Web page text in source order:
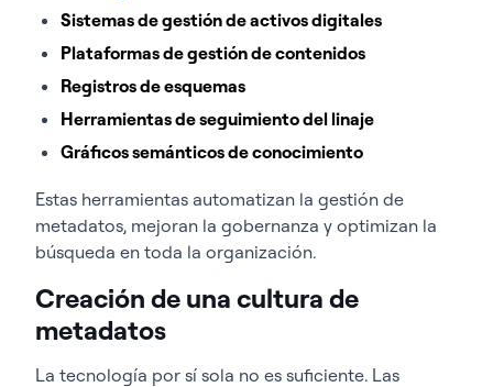
Sistemas de gestión de activos digitales
Plataformas de gestión de contenidos
Registros de esquemas
Herramientas de seguimiento del linaje
Gráficos semánticos de conocimiento
Estas herramientas automatizan la gestión de
metadatos, mejoran la gobernanza y optimizan la
búsqueda en toda la organización.
Creación de una cultura de
metadatos
La tecnología por sí sola no es suficiente. Las